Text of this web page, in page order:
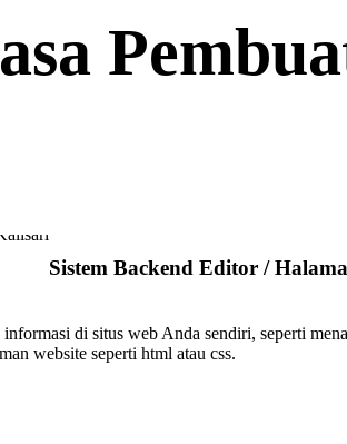
Sistem Backend Editor /
di situs web Anda sendiri, seperti
website seperti html atau css.